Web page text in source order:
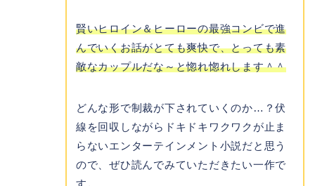
賢いヒロイン＆ヒーローの最強コンビで進
んでいくお話がとても爽快で、とっても素
敵なカップルだな～と惚れ惚れします＾＾
どんな形で制裁が下されていくのか…？伏
線を回収しながらドキドキワクワクが止ま
らないエンターテインメント小説だと思う
ので、ぜひ読んでみていただきたい一作で
す。